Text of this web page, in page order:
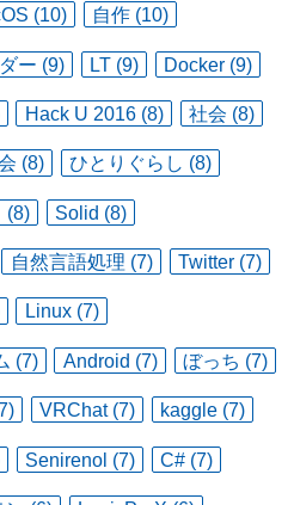
(10) 自作 (10)
ー (9) LT (9) Docker (9)
Hack U 2016 (8) 社会 (8)
(8) ひとりぐらし (8)
(8) Solid (8)
自然言語処理 (7) Twitter (7)
Linux (7)
(7) Android (7) ぼっち (7)
VRChat (7) kaggle (7)
Senirenol (7) C# (7)